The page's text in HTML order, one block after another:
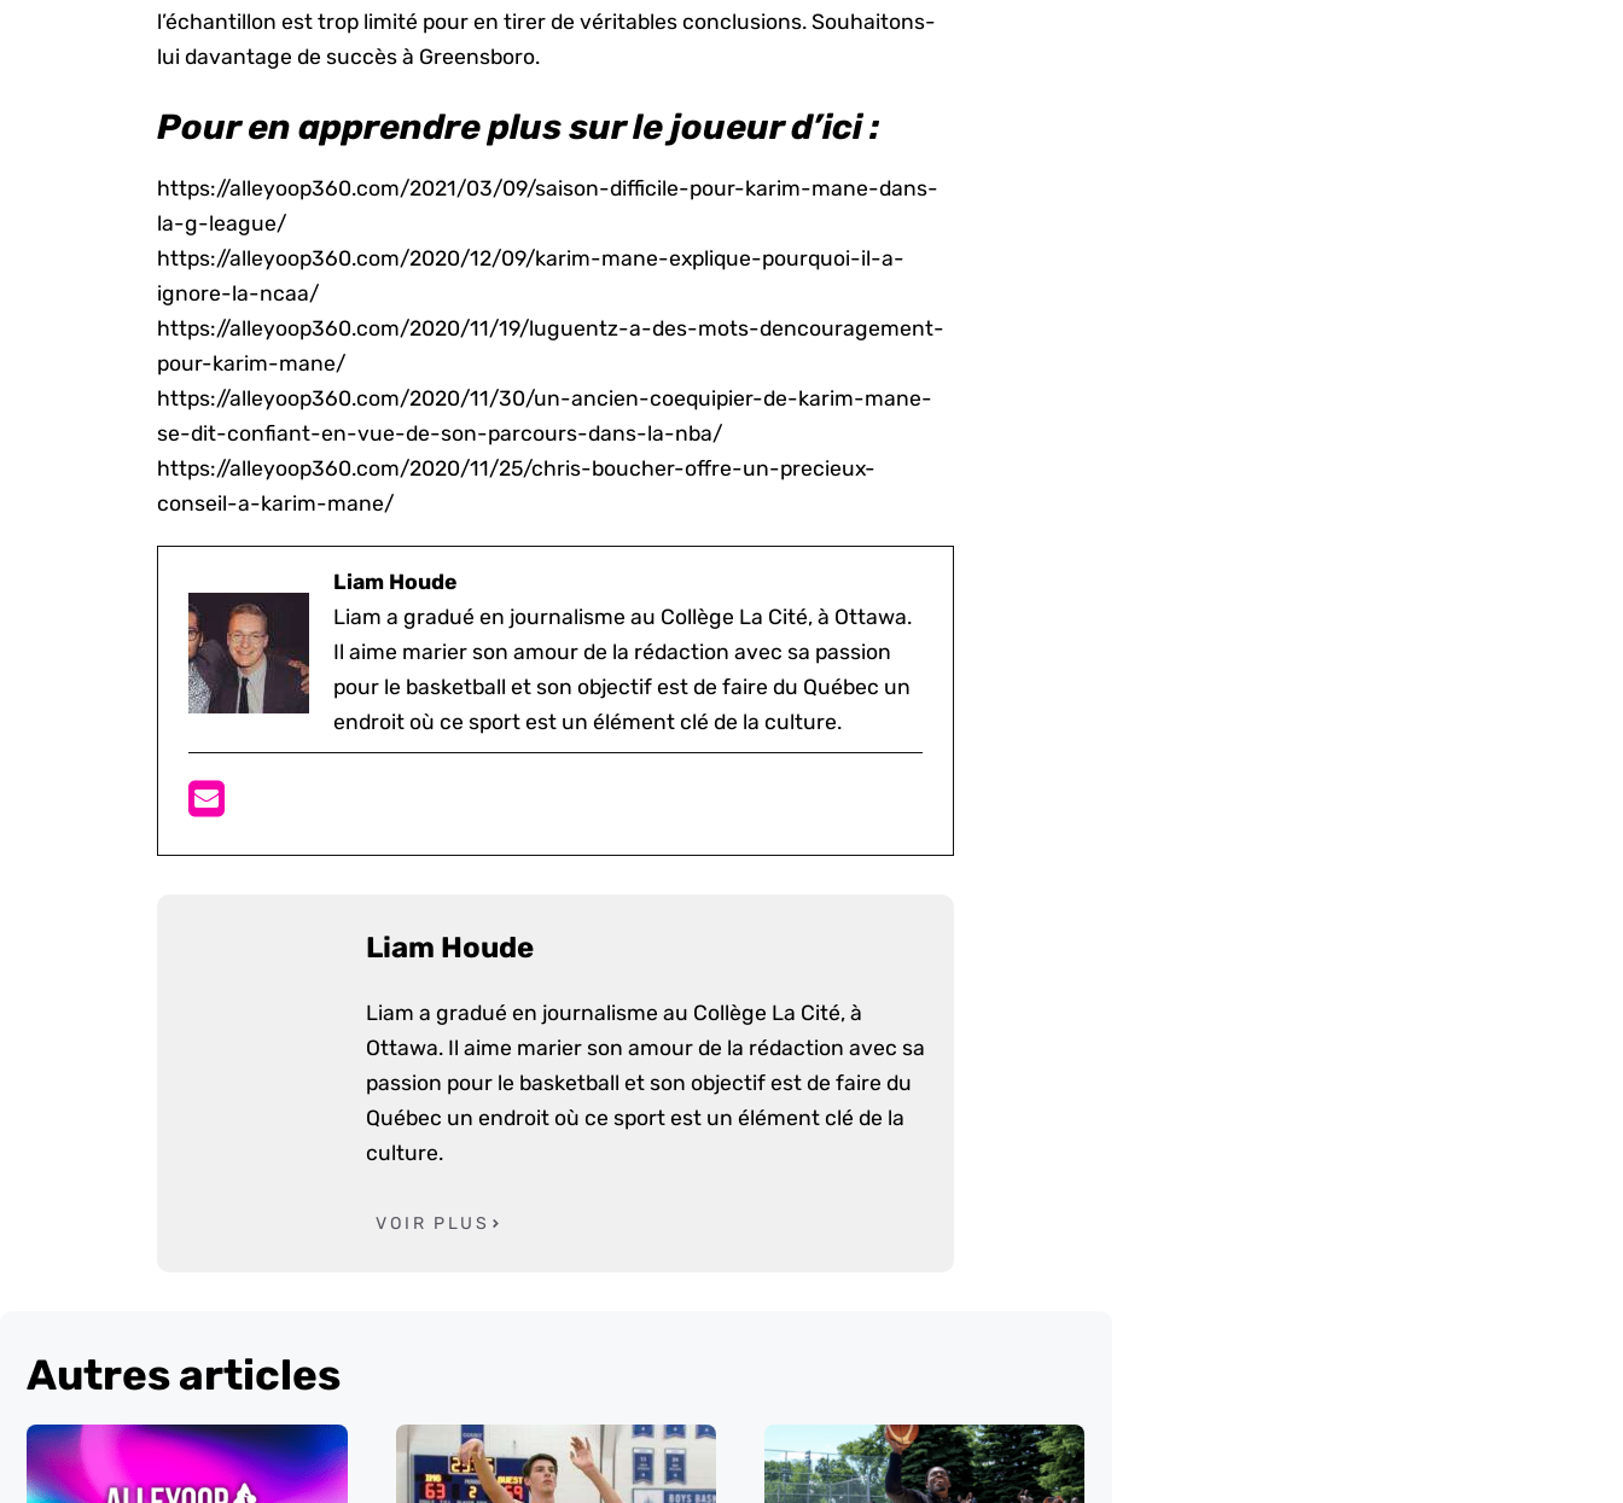
l’échantillon est trop limité pour en tirer de véritables conclusions. Souhaitons-
lui davantage de succès à Greensboro.
Pour en apprendre plus sur le joueur d’ici :
https://alleyoop360.com/2021/03/09/saison-difficile-pour-karim-mane-dans-
la-g-league/
https://alleyoop360.com/2020/12/09/karim-mane-explique-pourquoi-il-a-
ignore-la-ncaa/
https://alleyoop360.com/2020/11/19/luguentz-a-des-mots-dencouragement-
pour-karim-mane/
https://alleyoop360.com/2020/11/30/un-ancien-coequipier-de-karim-mane-
se-dit-confiant-en-vue-de-son-parcours-dans-la-nba/
https://alleyoop360.com/2020/11/25/chris-boucher-offre-un-precieux-
conseil-a-karim-mane/
Liam Houde
Liam a gradué en journalisme au Collège La Cité, à Ottawa.
Il aime marier son amour de la rédaction avec sa passion
pour le basketball et son objectif est de faire du Québec un
endroit où ce sport est un élément clé de la culture.
Liam Houde
Liam a gradué en journalisme au Collège La Cité, à
Ottawa. Il aime marier son amour de la rédaction avec sa
passion pour le basketball et son objectif est de faire du
Québec un endroit où ce sport est un élément clé de la
culture.
VOIR PLUS
Autres articles